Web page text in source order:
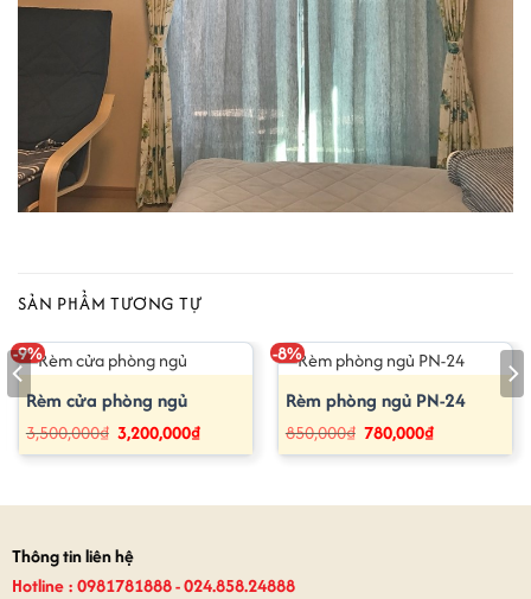
SẢN PHẨM TƯƠNG TỰ
-9%
Rèm cửa phòng ngủ
3,500,000₫ Giá
gốc
là:
3,200,000₫Giá
hiện
tại
-8%
Rèm phòng ngủ PN-24
850,000₫ Giá
gốc
là:
780,000₫Giá
hiện
tại
Thông tin liên hệ
Hotline : 0981781888 - 024.858.24888